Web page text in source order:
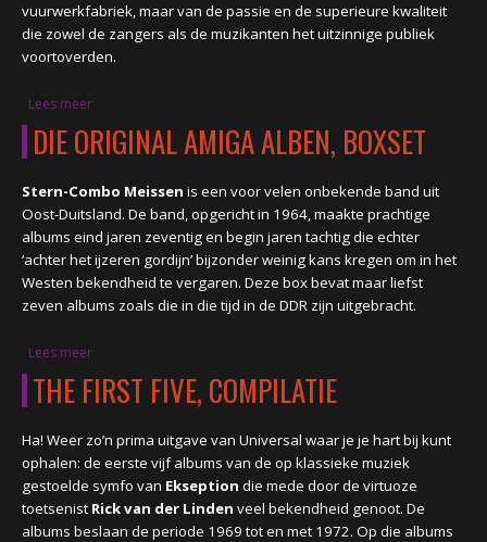
vuurwerkfabriek, maar van de passie en de superieure kwaliteit
die zowel de zangers als de muzikanten het uitzinnige publiek
voortoverden.
Lees meer
DIE ORIGINAL AMIGA ALBEN, BOXSET
Stern-Combo Meissen is een voor velen onbekende band uit
Oost-Duitsland. De band, opgericht in 1964, maakte prachtige
albums eind jaren zeventig en begin jaren tachtig die echter
‘achter het ijzeren gordijn’ bijzonder weinig kans kregen om in het
Westen bekendheid te vergaren. Deze box bevat maar liefst
zeven albums zoals die in die tijd in de DDR zijn uitgebracht.
Lees meer
THE FIRST FIVE, COMPILATIE
Ha! Weer zo’n prima uitgave van Universal waar je je hart bij kunt
ophalen: de eerste vijf albums van de op klassieke muziek
gestoelde symfo van Ekseption die mede door de virtuoze
toetsenist Rick van der Linden veel bekendheid genoot. De
albums beslaan de periode 1969 tot en met 1972. Op die albums